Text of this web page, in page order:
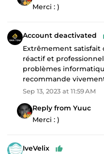
Merci : )
Account deactivated
Extrêmement satisfait
réactif et
problèmes
recommande
Sep 13, 2023 at 11:59 AM
Reply from Yuuc
Merci : )
IveVelix